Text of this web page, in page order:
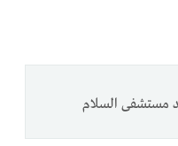
مستشفى السلام